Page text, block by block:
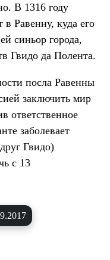
В 1316 году
в Равенну, куда его
синьор города,
Гвидо да Полента.
посла Равенны
заключить мир
ответственное
заболевает
Гвидо)
с 13